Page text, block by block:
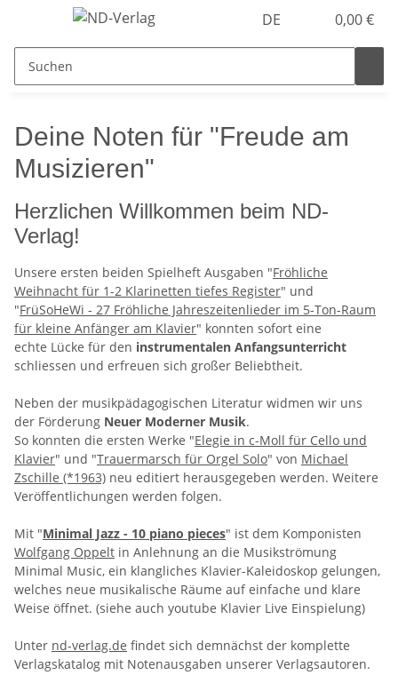
DE 0,00 €
Deine Noten für "Freude am
Musizieren"
Herzlichen Willkommen beim ND-
Verlag!
Unsere ersten beiden Spielheft Ausgaben "Fröhliche
Weihnacht für 1-2 Klarinetten tiefes Register" und
"FrüSoHeWi - 27 Fröhliche Jahreszeitenlieder im 5-Ton-Raum
für kleine Anfänger am Klavier" konnten sofort eine
echte Lücke für den instrumentalen Anfangsunterricht
schliessen und erfreuen sich großer Beliebtheit.
Neben der musikpädagogischen Literatur widmen wir uns
der Förderung Neuer Moderner Musik.
So konnten die ersten Werke "Elegie in c-Moll für Cello und
Klavier" und "Trauermarsch für Orgel Solo" von Michael
Zschille (*1963) neu editiert herausgegeben werden. Weitere
Veröffentlichungen werden folgen.
Mit "Minimal Jazz - 10 piano pieces" ist dem Komponisten
Wolfgang Oppelt in Anlehnung an die Musikströmung
Minimal Music, ein klangliches Klavier-Kaleidoskop gelungen,
welches neue musikalische Räume auf einfache und klare
Weise öffnet. (siehe auch youtube Klavier Live Einspielung)
Unter nd-verlag.de findet sich demnächst der komplette
Verlagskatalog mit Notenausgaben unserer Verlagsautoren.